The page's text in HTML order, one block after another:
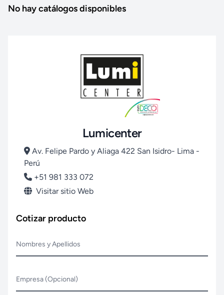
No hay catálogos disponibles
Lumicenter
Av. Felipe Pardo y Aliaga 422 San Isidro- Lima -
Perú
+51 981 333 072
Visitar sitio Web
Cotizar producto
Nombres y Apellidos
Empresa (Opcional)